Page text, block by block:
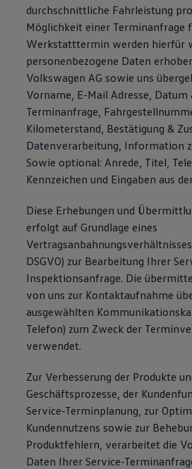
durchschnittliche Fahrleistung
Möglichkeit einer Terminanfrage
Werkstatttermin werden hierfür
personenbezogene Daten
Volkswagen AG sowie uns
Vorname, E-Mail Adresse,
Terminanfrage,
Kilometerstand, Bestätigung &
Datenverarbeitung, Information
Sowie optional: Anrede, Titel,
Kennzeichen und Eingaben aus
Diese Erhebungen und
erfolgt auf Grundlage eines
DSGVO) zur Bearbeitung Ihrer
Inspektionsanfrage. Die
von uns zur Kontaktaufnahme
ausgewählten
Telefon) zum Zweck der
verwendet.
Zur Verbesserung der Produkte
Geschäftsprozesse, der
Service-Terminplanung, zur
Kundennutzens sowie zur
Produktfehlern, verarbeitet die
Daten Ihrer Service-